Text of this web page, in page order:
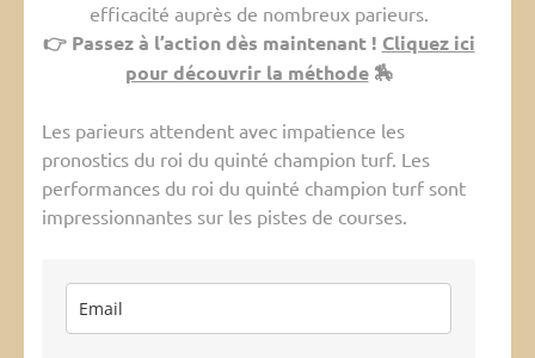
efficacité auprès de nombreux parieurs.
👉 Passez à l’action dès maintenant ! Cliquez ici
pour découvrir la méthode🏇
Les parieurs attendent avec impatience les
pronostics du roi du quinté champion turf. Les
performances du roi du quinté champion turf sont
impressionnantes sur les pistes de courses.